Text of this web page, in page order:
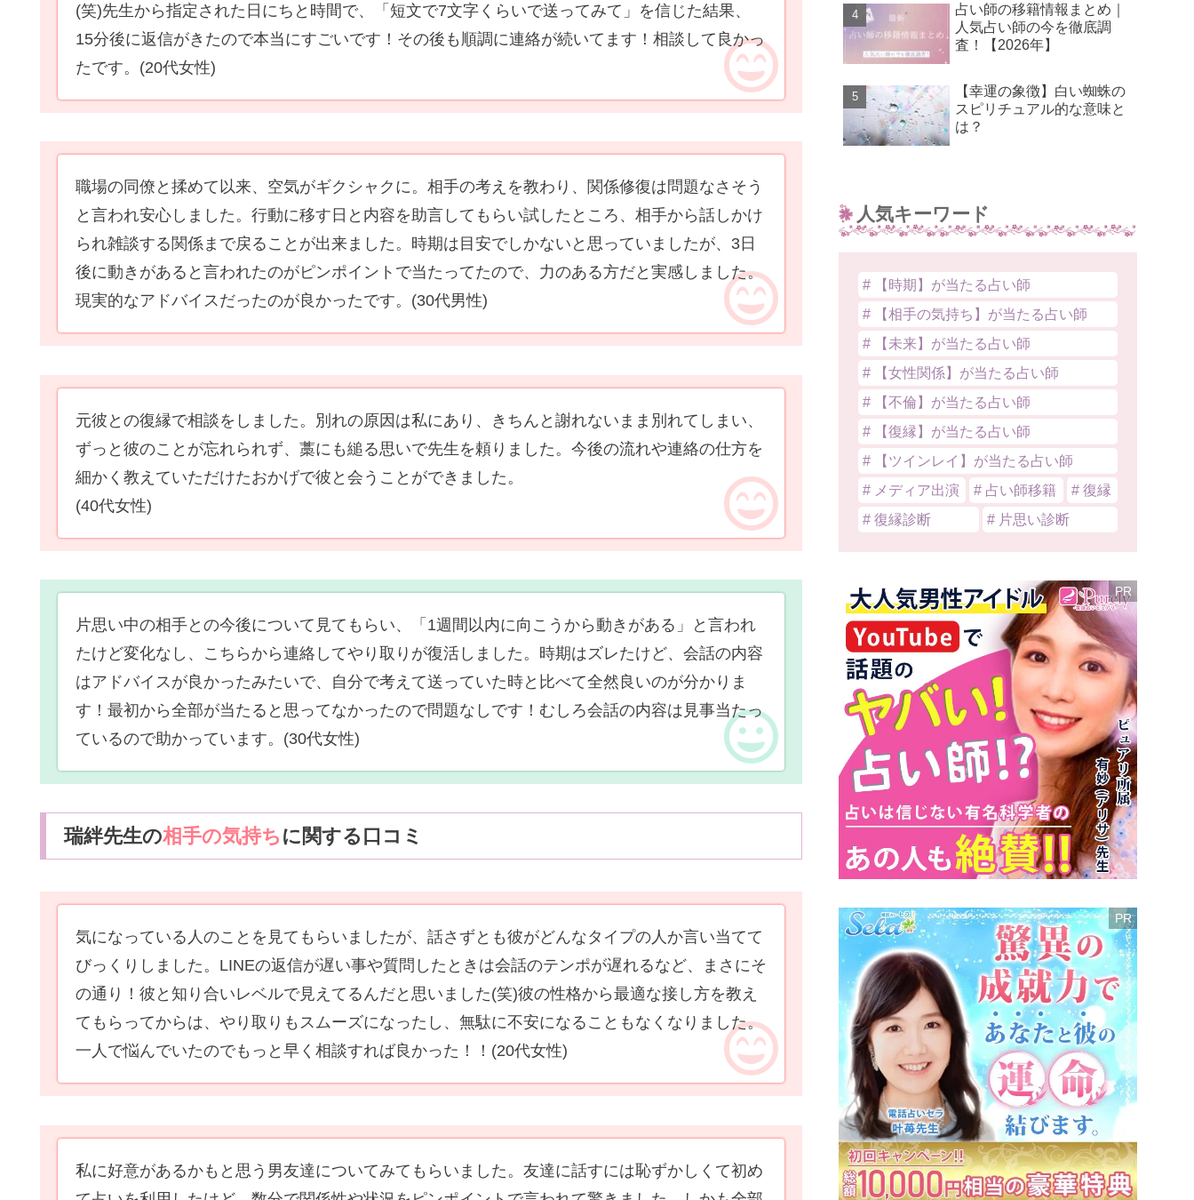
(笑)先生から指定された日にちと時間で、「短文で7文字くらいで送ってみて」を信じた結果、
15分後に返信がきたので本当にすごいです！その後も順調に連絡が続いてます！相談して良かっ
たです。 (20代女性)
職場の同僚と揉めて以来、空気がギクシャクに。相手の考えを教わり、関係修復は問題なさそう
と言われ安心しました。行動に移す日と内容を助言してもらい試したところ、相手から話しかけ
られ雑談する関係まで戻ることが出来ました。時期は目安でしかないと思っていましたが、3日
後に動きがあると言われたのがピンポイントで当たってたので、力のある方だと実感しました。
現実的なアドバイスだったのが良かったです。 (30代男性)
元彼との復縁で相談をしました。別れの原因は私にあり、きちんと謝れないまま別れてしまい、
ずっと彼のことが忘れられず、藁にも縋る思いで先生を頼りました。今後の流れや連絡の仕方を
細かく教えていただけたおかげで彼と会うことができました。
(40代女性)
片思い中の相手との今後について見てもらい、「1週間以内に向こうから動きがある」と言われ
たけど変化なし、こちらから連絡してやり取りが復活しました。時期はズレたけど、会話の内容
はアドバイスが良かったみたいで、自分で考えて送っていた時と比べて全然良いのが分かりま
す！最初から全部が当たると思ってなかったので問題なしです！むしろ会話の内容は見事当たっ
ているので助かっています。 (30代女性)
瑞絆先生の相手の気持ち に関する口コミ
気になっている人のことを見てもらいましたが、話さずとも彼がどんなタイプの人か言い当てて
びっくりしました。LINEの返信が遅い事や質問したときは会話のテンポが遅れるなど、まさにそ
の通り！彼と知り合いレベルで見えてるんだと思いました(笑)彼の性格から最適な接し方を教え
てもらってからは、やり取りもスムーズになったし、無駄に不安になることもなくなりました。
一人で悩んでいたのでもっと早く相談すれば良かった！！ (20代女性)
私に好意があるかもと思う男友達についてみてもらいました。友達に話すには恥ずかしくて初め
占い師の移籍情報まとめ｜
人気占い師の今を徹底調
査！【2026年】
【幸運の象徴】白い蜘蛛の
スピリチュアル的な意味と
は？
人気キーワード
# 【時期】が当たる占い師
# 【相手の気持ち】が当たる占い師
# 【未来】が当たる占い師
# 【女性関係】が当たる占い師
# 【不倫】が当たる占い師
# 【復縁】が当たる占い師
# 【ツインレイ】が当たる占い師
# メディア出演
# 占い師移籍
# 復縁
# 復縁診断
# 片思い診断